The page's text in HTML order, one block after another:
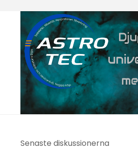
Senaste diskussionerna